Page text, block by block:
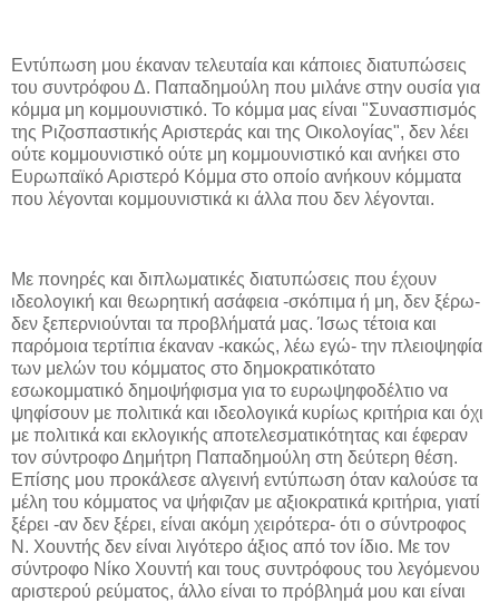
Εντύπωση μου έκαναν τελευταία και κάποιες διατυπώσεις
του συντρόφου Δ. Παπαδημούλη που μιλάνε στην ουσία για
κόμμα μη κομμουνιστικό. Το κόμμα μας είναι "Συνασπισμός
της Ριζοσπαστικής Αριστεράς και της Οικολογίας", δεν λέει
ούτε κομμουνιστικό ούτε μη κομμουνιστικό και ανήκει στο
Ευρωπαϊκό Αριστερό Κόμμα στο οποίο ανήκουν κόμματα
που λέγονται κομμουνιστικά κι άλλα που δεν λέγονται.
Με πονηρές και διπλωματικές διατυπώσεις που έχουν
ιδεολογική και θεωρητική ασάφεια -σκόπιμα ή μη, δεν ξέρω-
δεν ξεπερνιούνται τα προβλήματά μας. Ίσως τέτοια και
παρόμοια τερτίπια έκαναν -κακώς, λέω εγώ- την πλειοψηφία
των μελών του κόμματος στο δημοκρατικότατο
εσωκομματικό δημοψήφισμα για το ευρωψηφοδέλτιο να
ψηφίσουν με πολιτικά και ιδεολογικά κυρίως κριτήρια και όχι
με πολιτικά και εκλογικής αποτελεσματικότητας και έφεραν
τον σύντροφο Δημήτρη Παπαδημούλη στη δεύτερη θέση.
Επίσης μου προκάλεσε αλγεινή εντύπωση όταν καλούσε τα
μέλη του κόμματος να ψήφιζαν με αξιοκρατικά κριτήρια, γιατί
ξέρει -αν δεν ξέρει, είναι ακόμη χειρότερα- ότι ο σύντροφος
Ν. Χουντής δεν είναι λιγότερο άξιος από τον ίδιο. Με τον
σύντροφο Νίκο Χουντή και τους συντρόφους του λεγόμενου
αριστερού ρεύματος, άλλο είναι το πρόβλημά μου και είναι